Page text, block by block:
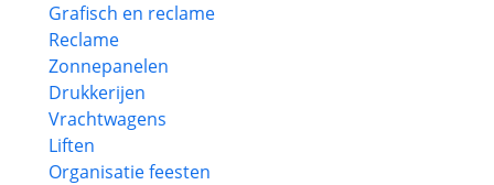
Grafisch en reclame
Reclame
Zonnepanelen
Drukkerijen
Vrachtwagens
Liften
Organisatie feesten